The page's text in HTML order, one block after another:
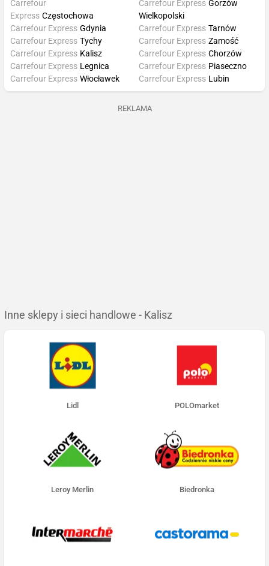
Carrefour
Express Częstochowa
Carrefour Express Gdynia
Carrefour Express Gorzów
Wielkopolski
Carrefour Express Tarnów
Carrefour Express Tychy
Carrefour Express Kalisz
Carrefour Express Legnica
Carrefour Express Włocławek
Carrefour Express Zamość
Carrefour Express Chorzów
Carrefour Express Piaseczno
Carrefour Express Lubin
REKLAMA
Inne sklepy i sieci handlowe - Kalisz
Lidl POLOmarket
Leroy Merlin Biedronka